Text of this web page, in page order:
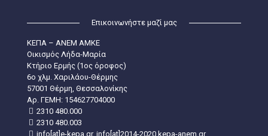
Επικοινωνήστε μαζί μας
ΚΕΠΑ – ΑΝΕΜ ΑΜΚΕ
Οικισμός Λήδα-Μαρία
Κτήριο Ερμής (1ος όροφος)
6ο χλμ. Χαριλάου-Θέρμης
57001 Θέρμη, Θεσσαλονίκης
Aρ. ΓΕΜΗ: 154627704000
2310 480.000
2310 480.003
info[at]e-kepa.gr, info[at]2014-2020.kepa-anem.gr